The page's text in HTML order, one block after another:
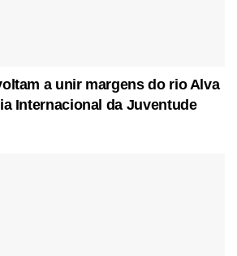
a unir margens do rio Alva
Internacional da Juventude